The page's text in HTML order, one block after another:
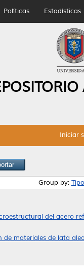
Políticas Estadísticas
Iniciar
Group by:
del acero
de materiales de lata